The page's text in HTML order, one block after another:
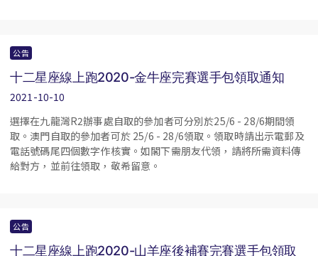
公告
十二星座線上跑2020-金牛座完賽選手包領取通知
2021-10-10
選擇在九龍灣R2辦事處自取的參加者可分別於25/6 - 28/6期間領
取。澳門自取的參加者可於 25/6 - 28/6領取。領取時請出示電郵及
電話號碼尾四個數字作核實。如閣下需朋友代領，請將所需資料傳
給對方，並前往領取，敬希留意。
公告
十二星座線上跑2020-山羊座後補賽完賽選手包領取